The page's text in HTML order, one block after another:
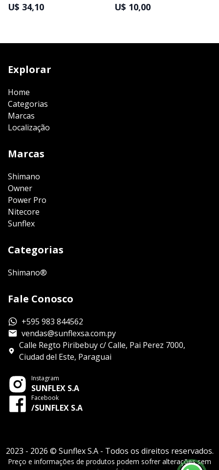
U$ 34,10 U$ 10,00
Explorar
Home
Categorias
Marcas
Localização
Marcas
Shimano
Owner
Power Pro
Nitecore
Sunflex
Categorias
Shimano®
Fale Conosco
+595 983 844562
vendas@sunflexsa.com.py
Calle Regto Piribebuy c/ Calle, Pai Perez 7000,
Ciudad del Este, Paraguai
Instagram
SUNFLEX S.A
Facebook
/SUNFLEX S.A
2023 - 2026 © Sunflex S.A - Todos os direitos reservados.
Preço e informações de produtos podem sofrer alterações sem